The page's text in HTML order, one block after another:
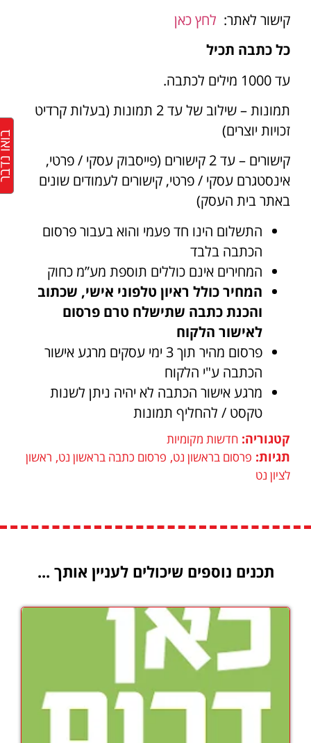
קישור לאתר: לחץ כאן
כל כתבה תכיל
עד 1000 מילים לכתבה.
תמונות – שילוב של עד 2 תמונות (בעלות קרדיט
זכויות יוצרים)
קישורים – עד 2 קישורים (פייסבוק עסקי / פרטי,
אינסטגרם עסקי / פרטי, קישורים לעמודים שונים
באתר בית העסק)
התשלום הינו חד פעמי והוא בעבור פרסום
הכתבה בלבד
המחירים אינם כוללים תוספת מע”מ כחוק
המחיר כולל ראיון טלפוני אישי, שכתוב
והכנת כתבה שתישלח טרם פרסום
לאישור הלקוח
פרסום מהיר תוך 3 ימי עסקים מרגע אישור
הכתבה ע"י הלקוח
מרגע אישור הכתבה לא יהיה ניתן לשנות
טקסט / להחליף תמונות
קטגוריה: חדשות מקומיות
תגיות: פרסום בראשון נט, פרסום כתבה בראשון נט, ראשון
לציון נט
תכנים נוספים שיכולים לעניין אותך ...